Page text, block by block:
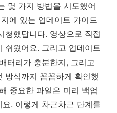
몇 가지 방법을 시도했어
에 있는 업데이트 가이드
청했답니다. 영상으로 직접
쉬웠어요. 그리고 업데이트
터리가 충분한지, 그리고
방식까지 꼼꼼하게 확인했
중요한 파일은 미리 백업
. 이렇게 차근차근 단계를